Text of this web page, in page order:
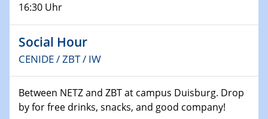
30.11.-0001 - 06.02.2025
SFB/TRR 247 Seminar
08.01.2025
world
16:30 Uhr
Social Hour
CENIDE / ZBT / IW
Between NETZ and ZBT at campus Duisburg. Drop
by for free drinks, snacks, and good company!